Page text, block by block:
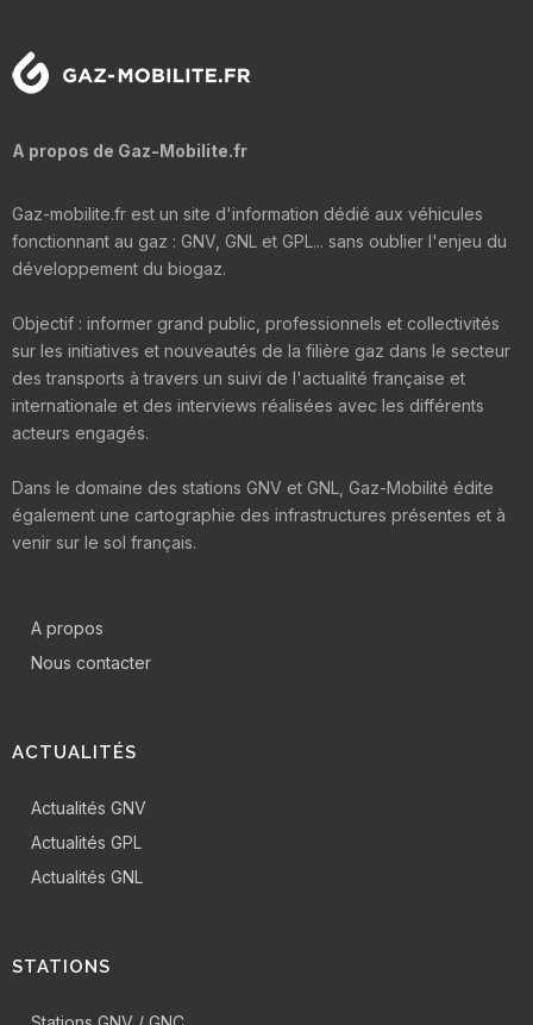
A propos de Gaz-Mobilite.fr
Gaz-mobilite.fr est un site d'information dédié aux véhicules
fonctionnant au gaz : GNV, GNL et GPL... sans oublier l'enjeu du
développement du biogaz.
Objectif : informer grand public, professionnels et collectivités
sur les initiatives et nouveautés de la filière gaz dans le secteur
des transports à travers un suivi de l'actualité française et
internationale et des interviews réalisées avec les différents
acteurs engagés.
Dans le domaine des stations GNV et GNL, Gaz-Mobilité édite
également une cartographie des infrastructures présentes et à
venir sur le sol français.
A propos
Nous contacter
ACTUALITÉS
Actualités GNV
Actualités GPL
Actualités GNL
STATIONS